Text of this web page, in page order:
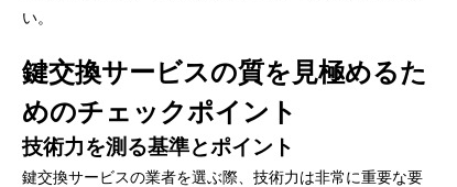
い。
鍵交換サービスの質を見極めるた
めのチェックポイント
技術力を測る基準とポイント
鍵交換サービスの業者を選ぶ際、技術力は非常に重要な要